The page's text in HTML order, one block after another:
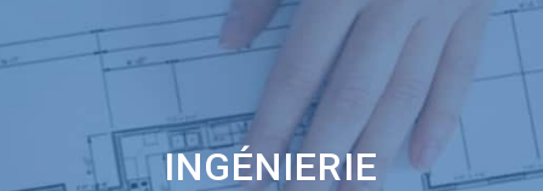
INGÉNIERIE